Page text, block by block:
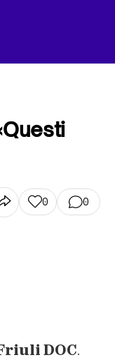
0 0
DOC.